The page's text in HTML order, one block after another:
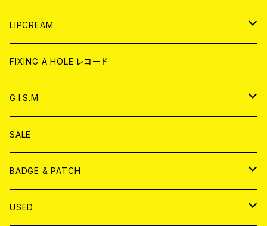
CD
ANALOG
WORLD
CD
ANALOG
JAPAN
CD
ANALOG
WORLD
CD
ANALOG
LIPCREAM
CD
アナログ
DVD
T-shirt & WEAR
FIXING A HOLE レコード
G.I.S.M
CD
ANALOG
T-SHIRT & WEAR
SALE
BADGE & PATCH
BADGE
USED